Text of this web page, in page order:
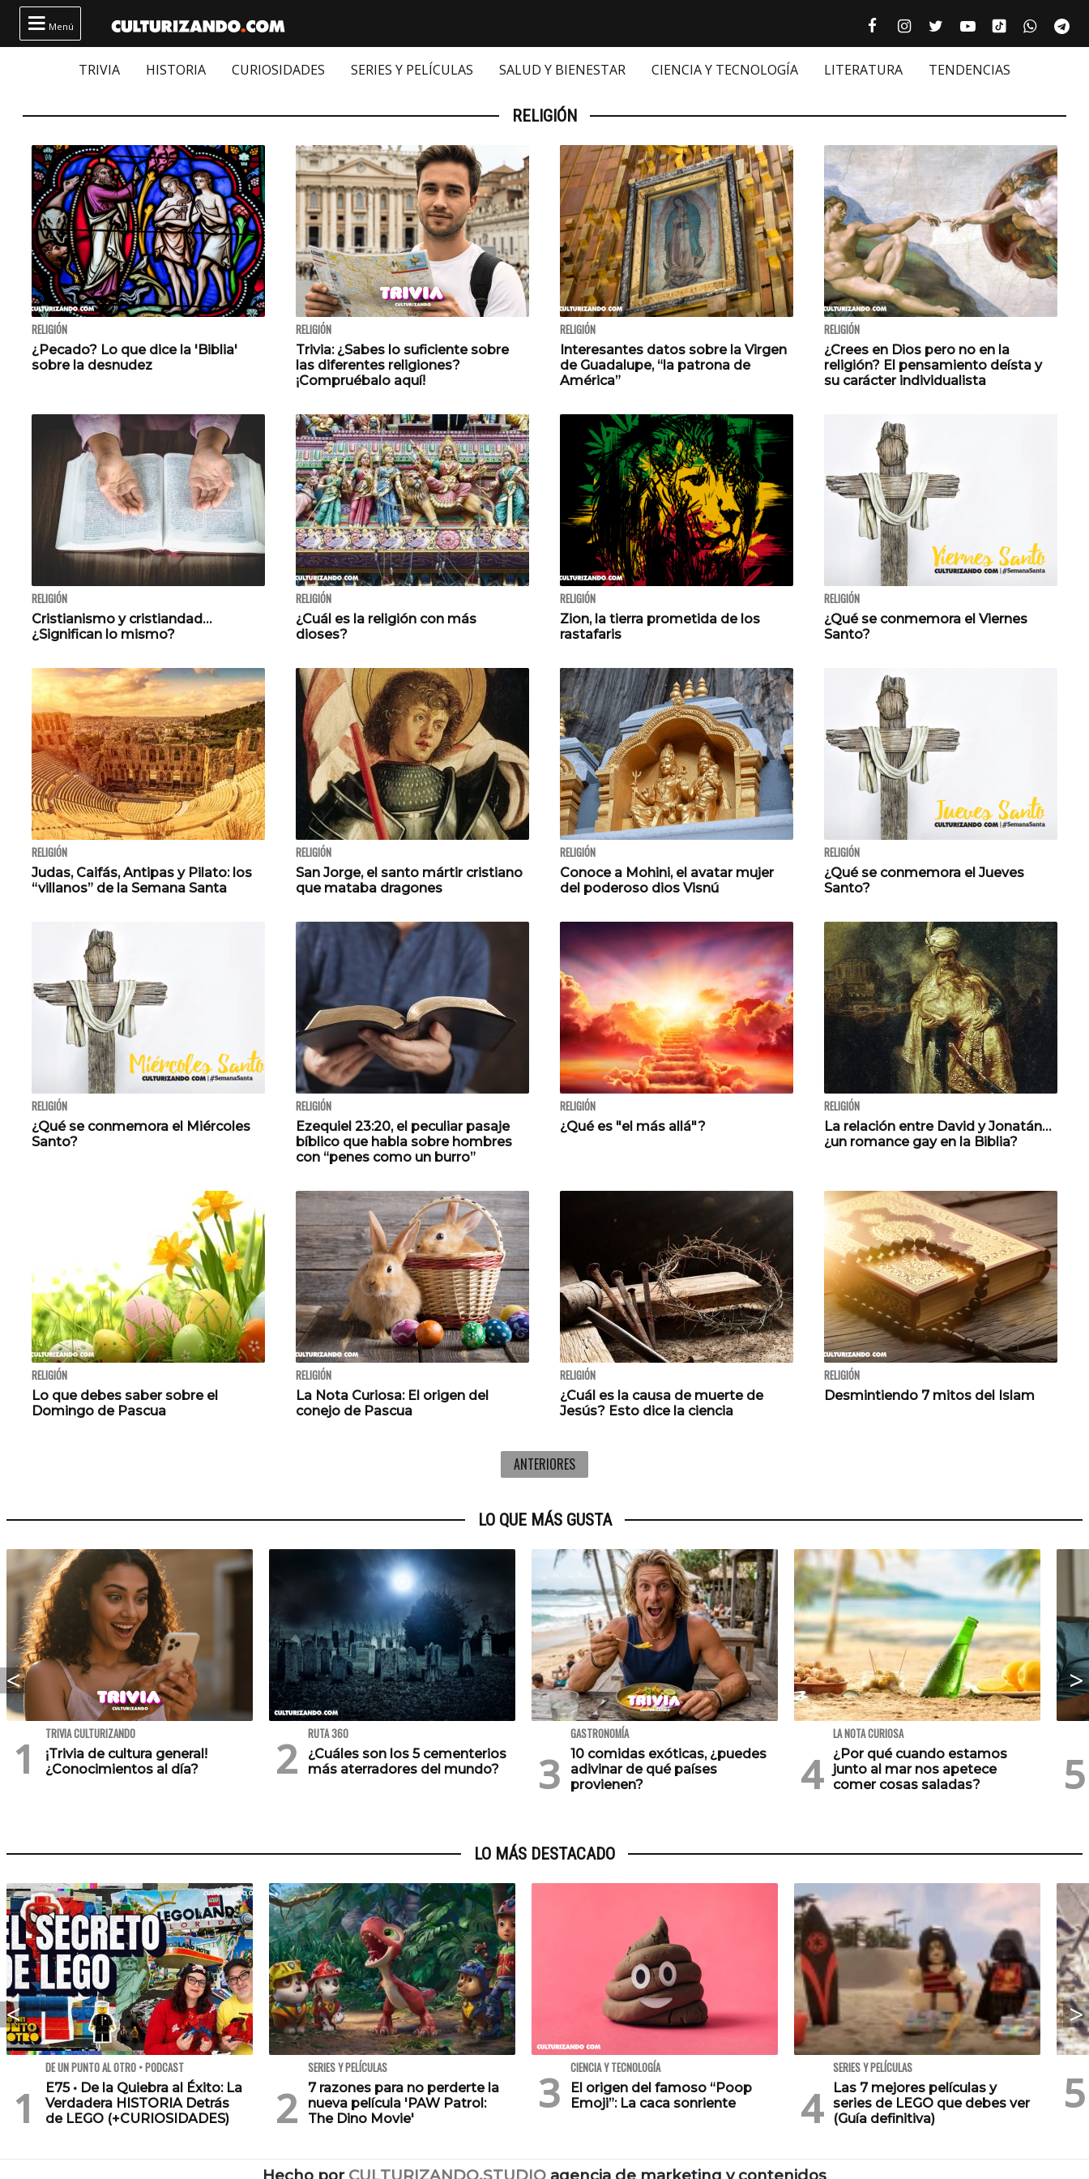
 Menú  Facebook culturizando.com |
 Instagram
 Twitter
 Youtube
Tiktok
 
TRIVIA HISTORIA CURIOSIDADES SERIES Y PELÍCULAS SALUD Y BIENESTAR CIENCIA Y TECNOLOGÍA LITERATURA TENDENCIAS
RELIGIÓN
RELIGIÓN
¿Pecado? Lo que dice la 'Biblia'
sobre la desnudez
RELIGIÓN
Trivia: ¿Sabes lo suficiente sobre
las diferentes religiones?
¡Compruébalo aquí!
RELIGIÓN
Interesantes datos sobre la Virgen
de Guadalupe, “la patrona de
América”
RELIGIÓN
¿Crees en Dios pero no en la
religión? El pensamiento deísta y
su carácter individualista
RELIGIÓN
Cristianismo y cristiandad…
¿Significan lo mismo?
RELIGIÓN
¿Cuál es la religión con más
dioses?
RELIGIÓN
Zion, la tierra prometida de los
rastafaris
RELIGIÓN
¿Qué se conmemora el Viernes
Santo?
RELIGIÓN
Judas, Caifás, Antipas y Pilato: los
“villanos” de la Semana Santa
RELIGIÓN
San Jorge, el santo mártir cristiano
que mataba dragones
RELIGIÓN
Conoce a Mohini, el avatar mujer
del poderoso dios Visnú
RELIGIÓN
¿Qué se conmemora el Jueves
Santo?
RELIGIÓN
¿Qué se conmemora el Miércoles
Santo?
RELIGIÓN
Ezequiel 23:20, el peculiar pasaje
bíblico que habla sobre hombres
con “penes como un burro”
RELIGIÓN
¿Qué es "el más allá"?
RELIGIÓN
La relación entre David y Jonatán…
¿un romance gay en la Biblia?
RELIGIÓN
Lo que debes saber sobre el
Domingo de Pascua
RELIGIÓN
La Nota Curiosa: El origen del
conejo de Pascua
RELIGIÓN
¿Cuál es la causa de muerte de
Jesús? Esto dice la ciencia
RELIGIÓN
Desmintiendo 7 mitos del Islam
ANTERIORES
LO QUE MÁS GUSTA
TRIVIA CULTURIZANDO
¡Trivia de cultura general!
¿Conocimientos al día?
RUTA 360
¿Cuáles son los 5 cementerios
más aterradores del mundo?
GASTRONOMÍA
10 comidas exóticas, ¿puedes
adivinar de qué países
provienen?
LA NOTA CURIOSA
¿Por qué cuando estamos
junto al mar nos apetece
comer cosas saladas?
LO MÁS DESTACADO
DE UN PUNTO AL OTRO • PODCAST
E75 • De la Quiebra al Éxito: La
Verdadera HISTORIA Detrás
de LEGO (+CURIOSIDADES)
SERIES Y PELÍCULAS
7 razones para no perderte la
nueva película 'PAW Patrol:
The Dino Movie'
CIENCIA Y TECNOLOGÍA
El origen del famoso “Poop
Emoji”: La caca sonriente
SERIES Y PELÍCULAS
Las 7 mejores películas y
series de LEGO que debes ver
(Guía definitiva)